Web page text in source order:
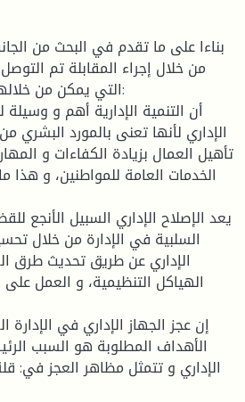
بناءا على ما تقدم في البحث من
من خلال إجراء المقابلة تم
التي يمكن من
الإداري لأنها تعنى بالمورد البشري
تأهيل العمال بزيادة الكفاءات و
الخدمات العامة للمواطنين، و
السلبية في الإدارة من خلال
الإداري عن طريق تحديث طرق
الهياكل التنظيمية، و العمل على
الأهداف المطلوبة هو السبب
الإداري و تتمثل مظاهر العجز في: